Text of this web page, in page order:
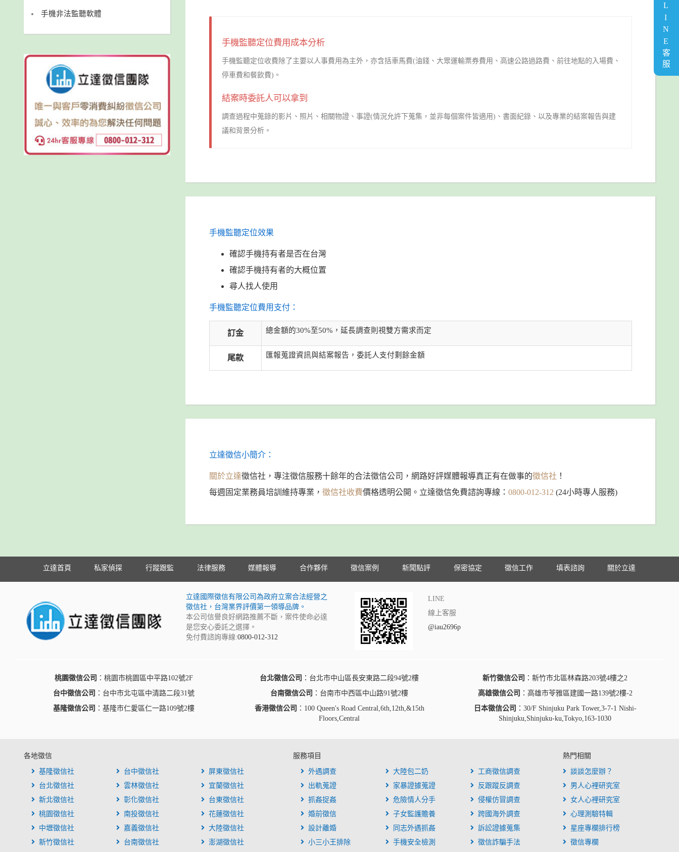
手機監聽定位費用成本分析
手機監聽定位收費除了主要以人事費用為主外，亦含括車馬費(油錢、大眾運輸票券費用、高速公路過路費、前往地點的入場費、
停車費和餐飲費)。
結案時委託人可以拿到
調查過程中蒐錄的影片、照片、相關物證、事證(情況允許下蒐集，並非每個案件皆適用)、書面紀錄、以及專業的結案報告與建
議和背景分析。
手機監聽定位效果
確認手機持有者是否在台灣
確認手機持有者的大概位置
尋人找人使用
手機監聽定位費用支付：
訂金 總金額的30%至50%，延長調查則視雙方需求而定
尾款 匯報蒐證資訊與結案報告，委託人支付剩餘金額
立達徵信小簡介：
關於立達徵信社，專注徵信服務十餘年的合法徵信公司，網路好評媒體報導真正有在做事的徵信社 ！
每週固定業務員培訓維持專業， 徵信社收費價格透明公開。立達徵信免費諮詢專線： 0800-012-312 (24小時專人服務)
手機非法監聽軟體 LINE客服
立達首頁 私家偵探 行蹤跟監 法律服務 媒體報導 合作夥伴 徵信案例 新聞點評 保密協定 徵信工作 填表諮詢 關於立達
立達國際徵信有限公司為政府立案合法經營之
徵信社，台灣業界評價第一領導品牌。
本公司信譽良好網路推薦不斷，案件使命必達
是您安心委託之選擇。
免付費諮詢專線:0800-012-312
LINE
線上客服
@iau2696p
桃園徵信公司 ：桃園市桃園區中平路102號2F 台北徵信公司 ：台北市中山區長安東路二段94號2樓 新竹徵信公司 ：新竹市北區林森路203號4樓之2
台中徵信公司 ：台中市北屯區中清路二段31號 台南徵信公司 ：台南市中西區中山路91號2樓 高雄徵信公司 ：高雄市苓雅區建國一路139號2樓-2
基隆徵信公司 ：基隆市仁愛區仁一路109號2樓 香港徵信公司 ：100 Queen's Road Central,6th,12th,&15th
Floors,Central
日本徵信公司 ：30/F Shinjuku Park Tower,3-7-1 Nishi-
Shinjuku,Shinjuku-ku,Tokyo,163-1030
各地徵信
基隆徵信社
台北徵信社
新北徵信社
桃園徵信社
中壢徵信社
新竹徵信社
台中徵信社
雲林徵信社
彰化徵信社
南投徵信社
嘉義徵信社
台南徵信社
屏東徵信社
宜蘭徵信社
台東徵信社
花蓮徵信社
大陸徵信社
澎湖徵信社
服務項目
外遇調查
出軌蒐證
抓姦捉姦
婚前徵信
設計離婚
小三小王排除
大陸包二奶
家暴證據蒐證
危險情人分手
子女監護贍養
同志外遇抓姦
手機安全檢測
工商徵信調查
反跟蹤反調查
侵權仿冒調查
跨國海外調查
訴訟證據蒐集
徵信詐騙手法
熱門相關
談談怎麼辦？
男人心裡研究室
女人心裡研究室
心理測驗特輯
星座專欄排行榜
徵信專欄